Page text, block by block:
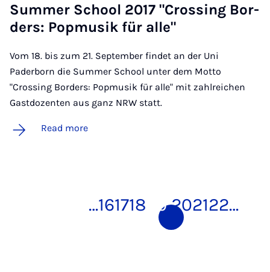
Sum­mer School 2017 "Cross­ing Bor­
ders: Pop­musik für alle"
Vom 18. bis zum 21. September findet an der Uni
Paderborn die Summer School unter dem Motto
"Crossing Borders: Popmusik für alle" mit zahlreichen
Gastdozenten aus ganz NRW statt.
Read more
…161718 19 202122…